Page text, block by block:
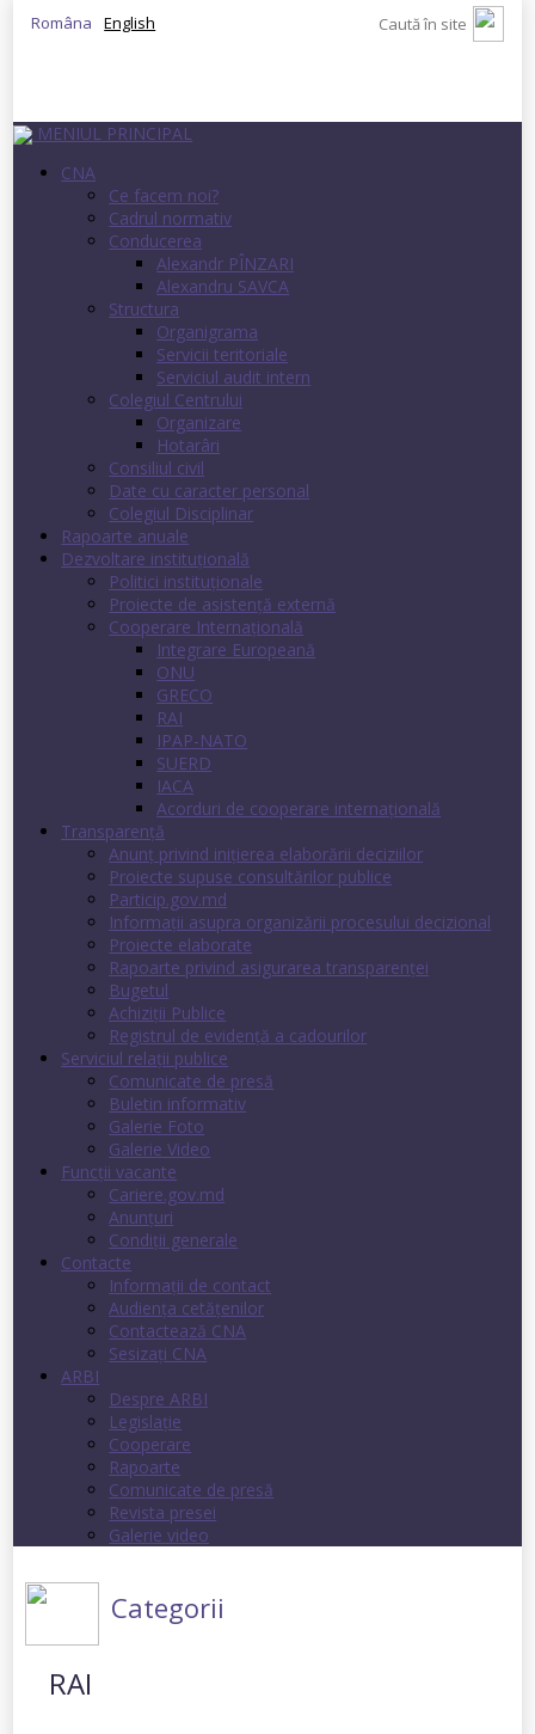
Româna English
MENIUL PRINCIPAL
CNA
Ce facem noi?
Cadrul normativ
Conducerea
Alexandr PÎNZARI
Alexandru SAVCA
Structura
Organigrama
Servicii teritoriale
Serviciul audit intern
Colegiul Centrului
Organizare
Hotarâri
Consiliul civil
Date cu caracter personal
Colegiul Disciplinar
Rapoarte anuale
Dezvoltare instituţională
Politici instituţionale
Proiecte de asistenţă externă
Cooperare Internaţională
Integrare Europeană
ONU
GRECO
RAI
IPAP-NATO
SUERD
IACA
Acorduri de cooperare internaţională
Transparenţă
Anunț privind inițierea elaborării deciziilor
Proiecte supuse consultărilor publice
Particip.gov.md
Informații asupra organizării procesului decizional
Proiecte elaborate
Rapoarte privind asigurarea transparenţei
Bugetul
Achiziții Publice
Registrul de evidenţă a cadourilor
Serviciul relații publice
Comunicate de presă
Buletin informativ
Galerie Foto
Galerie Video
Funcții vacante
Cariere.gov.md
Anunţuri
Condiţii generale
Contacte
Informații de contact
Audienţa cetăţenilor
Contactează CNA
Sesizați CNA
ARBI
Despre ARBI
Legislație
Cooperare
Rapoarte
Comunicate de presă
Revista presei
Galerie video
Categorii
RAI